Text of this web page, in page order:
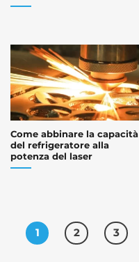
Come abbinare la capacità
del refrigeratore alla
potenza del laser
1 2 3